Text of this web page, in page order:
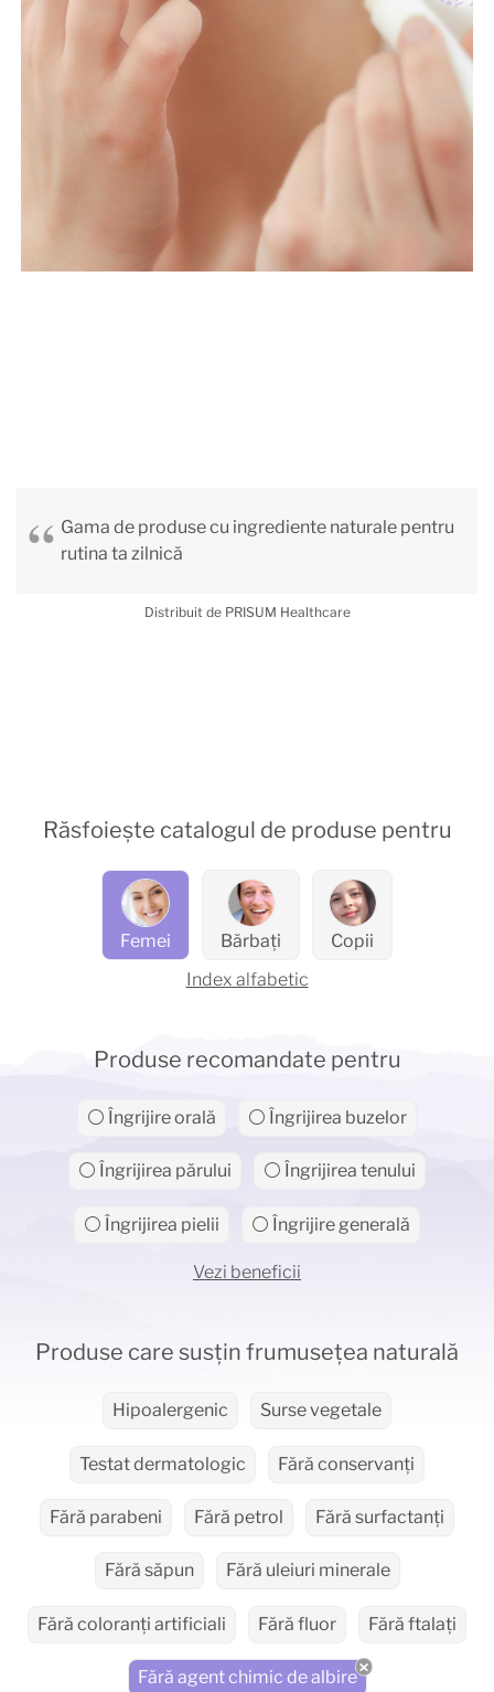
Gama de produse cu ingrediente naturale pentru
rutina ta zilnică
Distribuit de PRISUM Healthcare
Răsfoiește catalogul de produse pentru
Femei Bărbați
Copii
Index alfabetic
Produse recomandate pentru
⚪ Îngrijire orală ⚪ Îngrijirea buzelor
⚪ Îngrijirea părului ⚪ Îngrijirea tenului
⚪ Îngrijirea pielii ⚪ Îngrijire generală
Vezi beneficii
Produse care susțin frumusețea naturală
Hipoalergenic Surse vegetale
Testat dermatologic Fără conservanți
Fără parabeni Fără petrol Fără surfactanți
Fără săpun Fără uleiuri minerale
Fără coloranți artificiali Fără fluor Fără ftalați
Fără agent chimic de albire